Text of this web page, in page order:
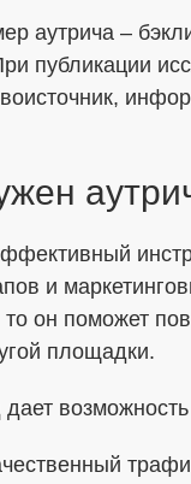
аутрича –
публикации
и
то он поможет
площадки.